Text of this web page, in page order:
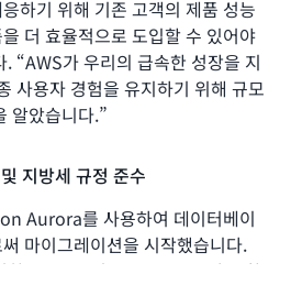
하기 위해 기존 고객의 제품 성능
더 효율적으로 도입할 수 있어야
“AWS가 우리의 급속한 성장을 지
사용자 경험을 유지하기 위해 규모
알았습니다.”
지방세 규정 준수
Aurora를 사용하여 데이터베이
마이그레이션을 시작했습니다.
한 MySQL 및 PostgreSQL과 호환